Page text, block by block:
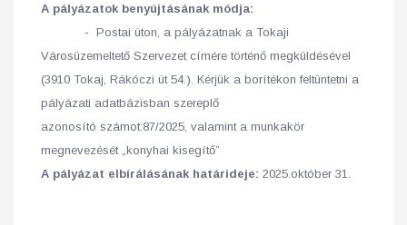
A pályázatok benyújtásának módja:
- Postai úton, a pályázatnak a Tokaji
Városüzemeltető Szervezet címére történő megküldésével
(3910 Tokaj, Rákóczi út 54.). Kérjük a borítékon feltüntetni a
pályázati adatbázisban szereplő
azonosító számot:87/2025, valamint a munkakör
megnevezését „konyhai kisegítő”
A pályázat elbírálásának határideje: 2025.október 31.